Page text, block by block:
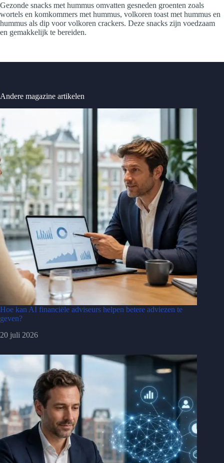
Gezonde snacks met hummus omvatten gesneden groenten zoals
wortels en komkommers met hummus, volkoren toast met hummus en
hummus als dip voor volkoren crackers. Deze snacks zijn voedzaam
en gemakkelijk te bereiden.
Andere magazine artikelen
Hoe kan AI financiële adviseurs helpen betere adviezen te
geven?
20 juli 2026